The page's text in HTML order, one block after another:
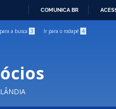
COMUNICA BR
a busca 3 Ir para o rodapé 4